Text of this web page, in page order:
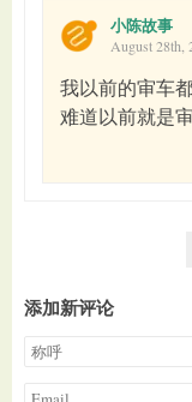
小陈故事
August 28th,
我以前的审车
难道以前就是
添加新评论